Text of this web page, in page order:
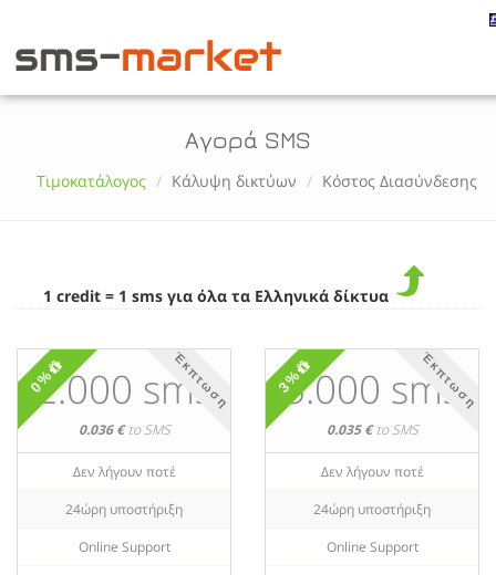
Αγορά SMS
Τιμοκατάλογος Κάλυψη δικτύων Κόστος Διασύνδεσης
1 credit = 1 sms για όλα τα Ελληνικά δίκτυα
0% Έκπτωση
2.000 sms
0.036 €το SMS
Δεν λήγουν ποτέ
24ώρη υποστήριξη
Online Support
3% Έκπτωση
5.000 sms
0.035 €το SMS
Δεν λήγουν ποτέ
24ώρη υποστήριξη
Online Support